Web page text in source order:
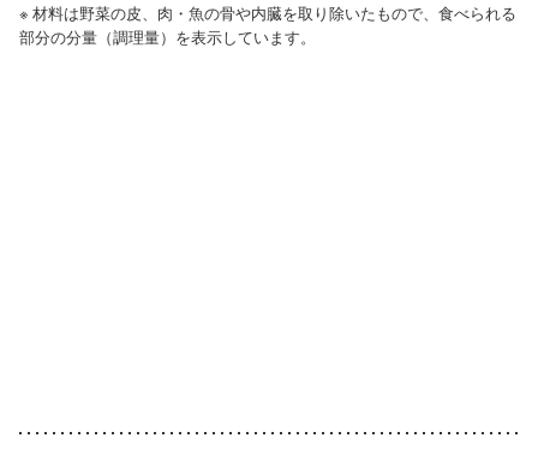
※ 材料は野菜の皮、肉・魚の骨や内臓を取り除いたもので、食べられる
部分の分量（調理量）を表示しています。